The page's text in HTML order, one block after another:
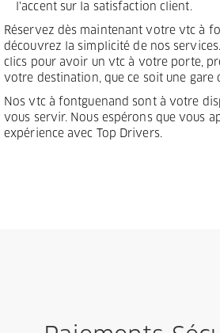
l'accent sur la satisfaction client.
Réservez dès maintenant votre vtc à
découvrez la simplicité de nos
clics pour avoir un vtc à votre porte,
votre destination, que ce soit une gare
Nos vtc à fontguenand sont à votre
vous servir. Nous espérons que vous
expérience avec Top Drivers.